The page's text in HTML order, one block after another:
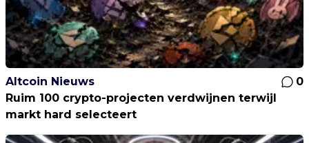
Altcoin Nieuws
0
Ruim 100 crypto-projecten verdwijnen terwijl
markt hard selecteert